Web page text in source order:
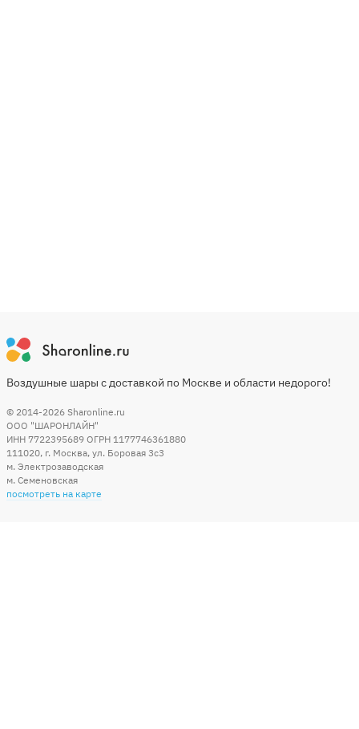
Воздушные шары с доставкой по Москве и области недорого!
© 2014-2026 Sharonline.ru
ООО "ШАРОНЛАЙН"
ИНН 7722395689 ОГРН 1177746361880
111020, г. Москва, ул. Боровая 3c3
м. Электрозаводская
м. Семеновская
посмотреть на карте